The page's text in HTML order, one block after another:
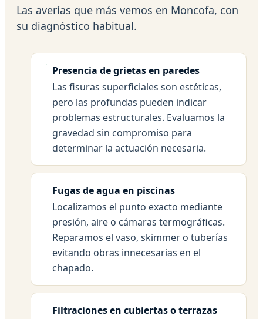
Las averías que más vemos en Moncofa, con
su diagnóstico habitual.
Presencia de grietas en paredes
Las fisuras superficiales son estéticas,
pero las profundas pueden indicar
problemas estructurales. Evaluamos la
gravedad sin compromiso para
determinar la actuación necesaria.
Fugas de agua en piscinas
Localizamos el punto exacto mediante
presión, aire o cámaras termográficas.
Reparamos el vaso, skimmer o tuberías
evitando obras innecesarias en el
chapado.
Filtraciones en cubiertas o terrazas